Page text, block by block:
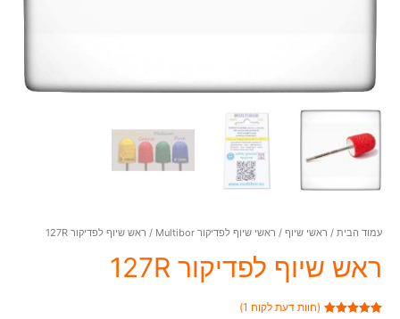
עמוד הבית / ראשי שיוף / ראשי שיוף לפדיקור Multibor / ראש שיוף לפדיקור 127R
ראש שיוף לפדיקור 127R
(חוות דעת לקוח 1
)